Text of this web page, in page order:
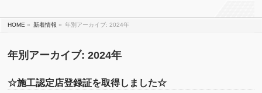
HOME » 新着情報 » 年別アーカイブ: 2024年
年別アーカイブ: 2024年
☆施工認定店登録証を取得しました☆